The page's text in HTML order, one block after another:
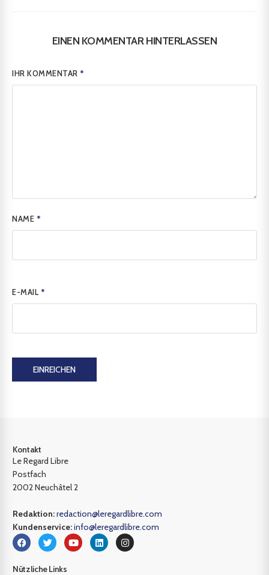
EINEN KOMMENTAR HINTERLASSEN
IHR KOMMENTAR*
NAME *
E-MAIL *
EINREICHEN
Kontakt
Le Regard Libre
Postfach
2002 Neuchâtel 2
Redaktion:redaction@leregardlibre.com
Kundenservice:info@leregardlibre.com
Nützliche Links